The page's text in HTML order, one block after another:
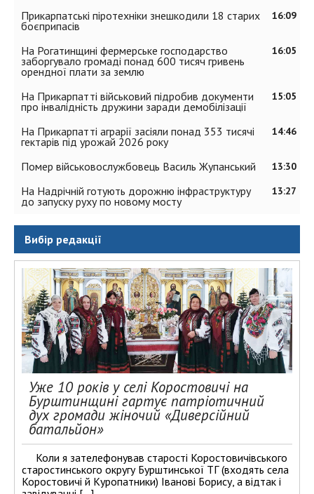
16:09
Прикарпатські піротехніки знешкодили 18 старих
боєприпасів
16:05
На Рогатинщині фермерське господарство
заборгувало громаді понад 600 тисяч гривень
орендної плати за землю
15:05
На Прикарпатті військовий підробив документи
про інвалідність дружини заради демобілізації
14:46
На Прикарпатті аграрії засіяли понад 353 тисячі
гектарів під урожай 2026 року
13:30
Помер військовослужбовець Василь Жупанський
13:27
На Надрічній готують дорожню інфраструктуру
до запуску руху по новому мосту
Вибір редакції
Уже 10 років у селі Коростовичі на
Бурштинщині гартує патріотичний
дух громади жіночий «Диверсійний
батальйон»
Коли я зателефонував старості Коростовичівського
старостинського округу Бурштинської ТГ (входять села
Коростовичі й Куропатники) Іванові Борису, а відтак і